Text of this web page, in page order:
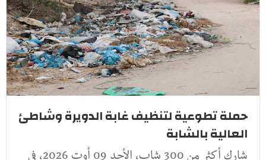
حملة تطوعية لتنظيف غابة الدويرة وشاطئ
العالية بالشابة
شارك أكثر من 300 شاب، الأحد 09 أوت 2026، في